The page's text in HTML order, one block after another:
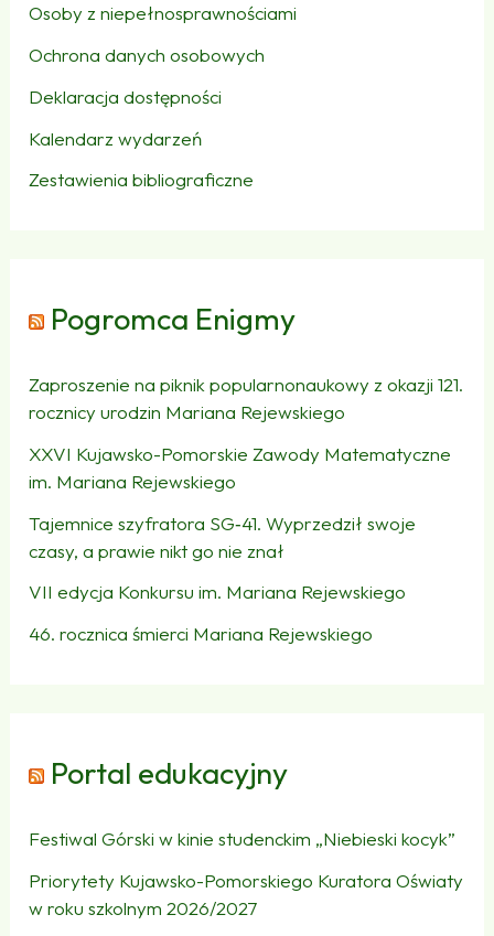
Osoby z niepełnosprawnościami
Ochrona danych osobowych
Deklaracja dostępności
Kalendarz wydarzeń
Zestawienia bibliograficzne
Pogromca Enigmy
Zaproszenie na piknik popularnonaukowy z okazji 121.
rocznicy urodzin Mariana Rejewskiego
XXVI Kujawsko-Pomorskie Zawody Matematyczne
im. Mariana Rejewskiego
Tajemnice szyfratora SG‑41. Wyprzedził swoje
czasy, a prawie nikt go nie znał
VII edycja Konkursu im. Mariana Rejewskiego
46. rocznica śmierci Mariana Rejewskiego
Portal edukacyjny
Festiwal Górski w kinie studenckim „Niebieski kocyk”
Priorytety Kujawsko-Pomorskiego Kuratora Oświaty
w roku szkolnym 2026/2027